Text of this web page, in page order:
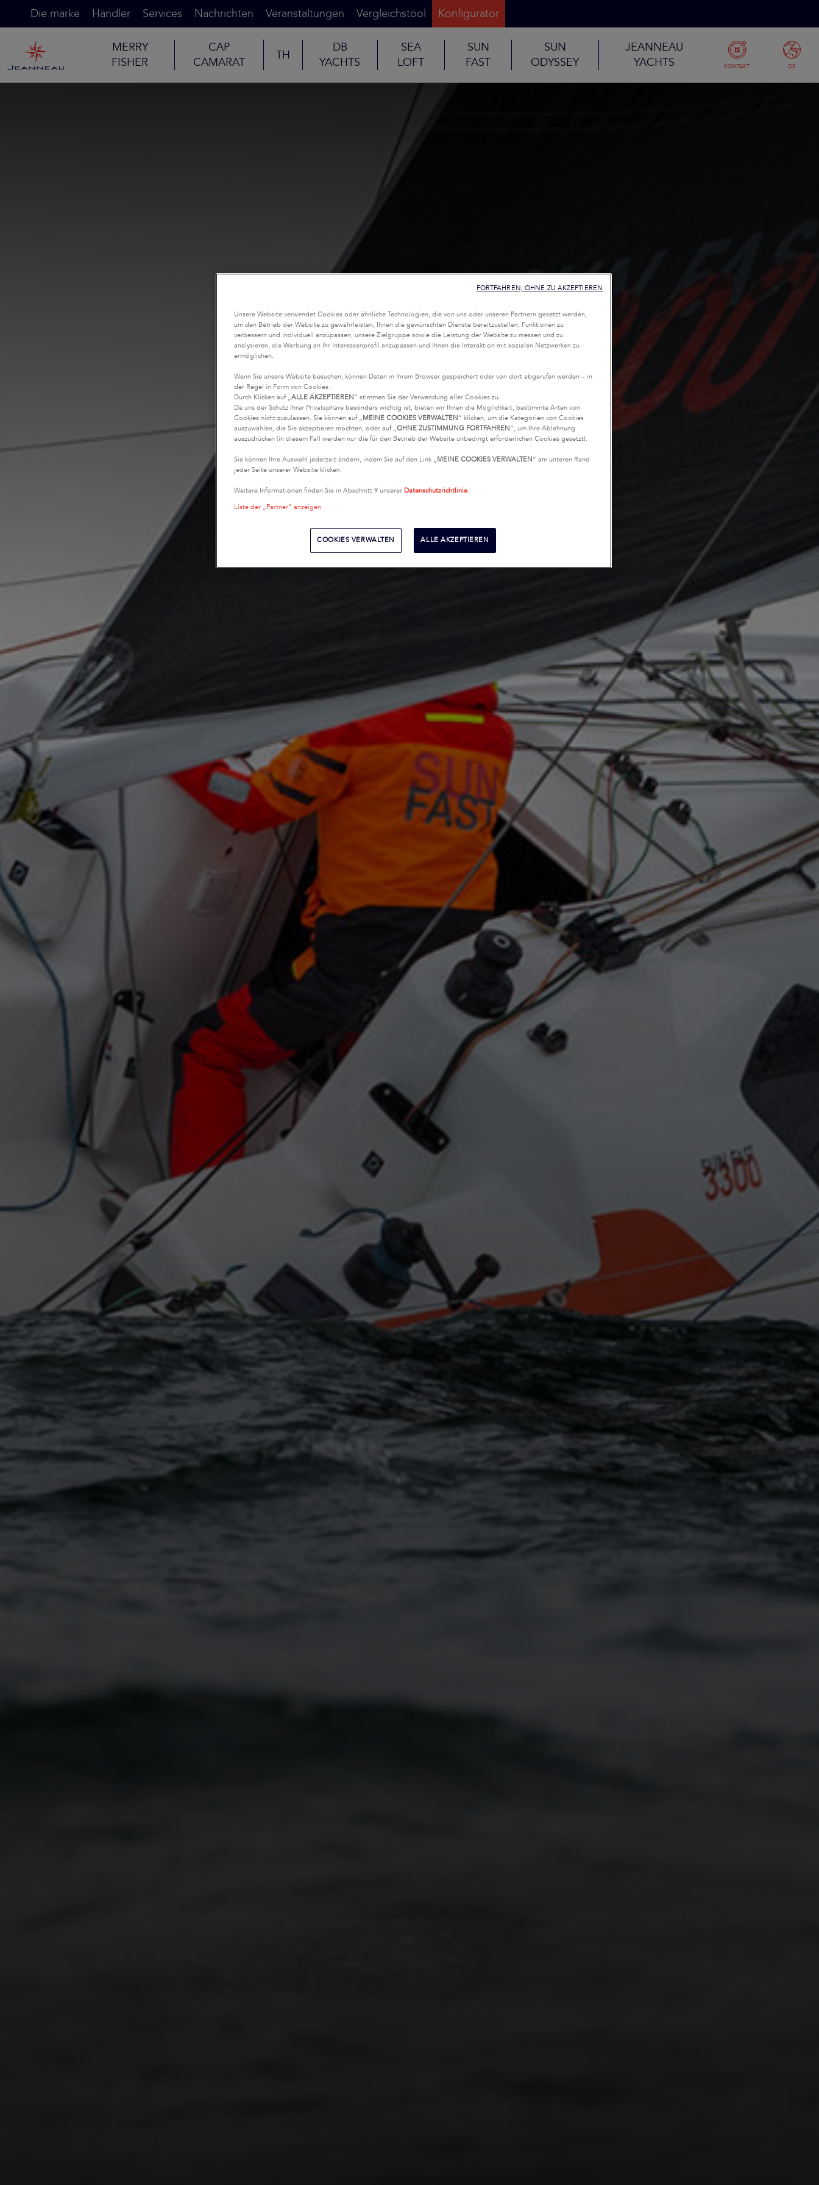
Die marke Händler Services Nachrichten Veranstaltungen Vergleichstool Konfigurator
MERRY
FISHER
CAP
CAMARAT
TH
DB
YACHTS
SEA
LOFT
SUN
FAST
SUN
ODYSSEY
JEANNEAU
YACHTS
KONTAKT DE
Unsere Website verwendet Cookies oder ähnliche Technologien, die von uns oder unseren Partnern gesetzt werden,
um den Betrieb der Website zu gewährleisten, Ihnen die gewünschten Dienste bereitzustellen, Funktionen zu
verbessern und individuell anzupassen, unsere Zielgruppe sowie die Leistung der Website zu messen und zu
analysieren, die Werbung an Ihr Interessenprofil anzupassen und Ihnen die Interaktion mit sozialen Netzwerken zu
ermöglichen.
Wenn Sie unsere Website besuchen, können Daten in Ihrem Browser gespeichert oder von dort abgerufen werden – in
der Regel in Form von Cookies.
Durch Klicken auf „ALLE AKZEPTIEREN“ stimmen Sie der Verwendung aller Cookies zu.
Da uns der Schutz Ihrer Privatsphäre besonders wichtig ist, bieten wir Ihnen die Möglichkeit, bestimmte Arten von
Cookies nicht zuzulassen. Sie können auf „MEINE COOKIES VERWALTEN“ klicken, um die Kategorien von Cookies
auszuwählen, die Sie akzeptieren möchten, oder auf „OHNE ZUSTIMMUNG FORTFAHREN“, um Ihre Ablehnung
auszudrücken (in diesem Fall werden nur die für den Betrieb der Website unbedingt erforderlichen Cookies gesetzt).
Sie können Ihre Auswahl jederzeit ändern, indem Sie auf den Link „MEINE COOKIES VERWALTEN“ am unteren Rand
jeder Seite unserer Website klicken.
Weitere Informationen finden Sie in Abschnitt 9 unserer Datenschutzrichtlinie.
Liste der „Partner“ anzeigen
COOKIES VERWALTEN ALLE AKZEPTIEREN
FORTFAHREN, OHNE ZU AKZEPTIEREN